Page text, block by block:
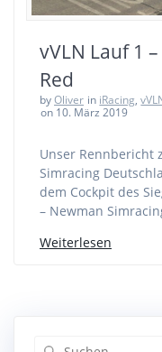
vVLN Lauf 1
Red
byOliver in iRacing,
on 10. März 2019
Unser Rennbericht
Simracing
dem Cockpit des
– Newman
Weiterlesen